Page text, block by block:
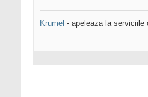
Krumel - apeleaza la serviciile